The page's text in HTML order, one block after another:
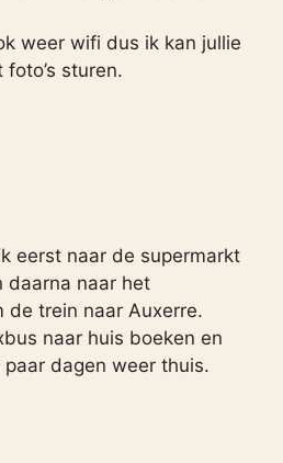
weer wifi dus ik kan jullie
sturen.
eerst naar de supermarkt
daarna naar het
de trein naar Auxerre.
naar huis boeken en
dagen weer thuis.